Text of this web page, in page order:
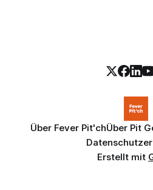
Über Fever Pit'chÜber Pit
Erstellt mit